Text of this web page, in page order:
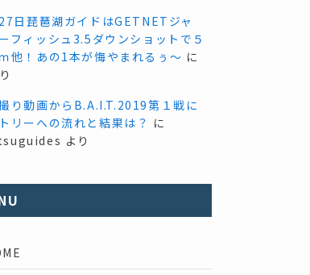
日琵琶湖ガイドはGETNETジャ
フィッシュ3.5ダウンショットで５
他！あの1本が悔やまれるぅ～ に
り動画からB.A.I.T.2019第１戦に
リーへの流れと結果は？ に
より